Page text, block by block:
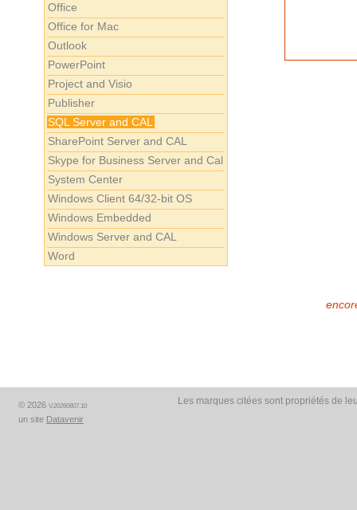
Office
Office for Mac
Outlook
PowerPoint
Project and Visio
Publisher
SQL Server and CAL
SharePoint Server and CAL
Skype for Business Server and Cal
System Center
Windows Client 64/32-bit OS
Windows Embedded
Windows Server and CAL
Word
© 2026 V.20260807.10
un site Datavenir
Les marques citées sont propriétés de